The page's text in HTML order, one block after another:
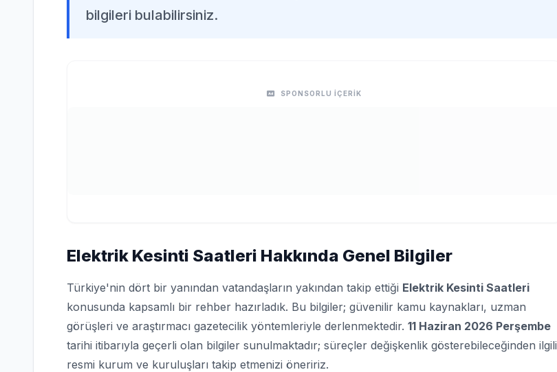
bilgileri bulabilirsiniz.
SPONSORLU İÇERİK
Elektrik Kesinti Saatleri Hakkında Genel Bilgiler
Türkiye'nin dört bir yanından vatandaşların yakından takip ettiği Elektrik Kesinti Saatleri
konusunda kapsamlı bir rehber hazırladık. Bu bilgiler; güvenilir kamu kaynakları, uzman
görüşleri ve araştırmacı gazetecilik yöntemleriyle derlenmektedir. 11 Haziran 2026 Perşembe
tarihi itibarıyla geçerli olan bilgiler sunulmaktadır; süreçler değişkenlik gösterebileceğinden ilgili
resmi kurum ve kuruluşları takip etmenizi öneririz.